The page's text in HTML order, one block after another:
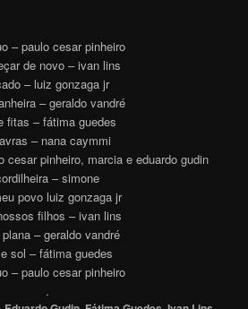
– paulo cesar pinheiro
de novo – ivan lins
– luiz gonzaga jr
– geraldo vandré
fitas – fátima guedes
– nana caymmi
cesar pinheiro, marcia e eduardo gudin
– simone
povo luiz gonzaga jr
filhos – ivan lins
– geraldo vandré
sol – fátima guedes
– paulo cesar pinheiro
.